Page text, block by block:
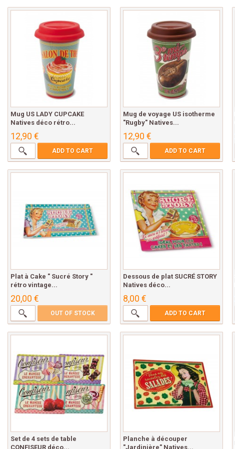
Mug US LADY CUPCAKE
Natives déco rétro...
12,90 €
ADD TO CART
Mug de voyage US isotherme
"Rugby" Natives...
12,90 €
ADD TO CART
Plat à Cake " Sucré Story "
rétro vintage...
20,00 €
OUT OF STOCK
Dessous de plat SUCRÉ STORY
Natives déco...
8,00 €
ADD TO CART
Set de 4 sets de table
CONFISEUR déco...
Planche à découper
"Jardinière" Natives...